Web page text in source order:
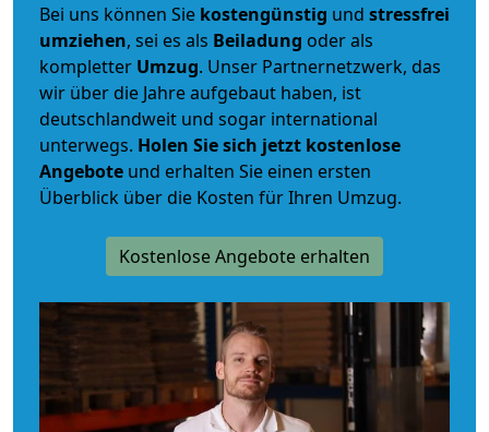
Bei uns können Sie kostengünstig und stressfrei
umziehen, sei es als Beiladung oder als
kompletter Umzug. Unser Partnernetzwerk, das
wir über die Jahre aufgebaut haben, ist
deutschlandweit und sogar international
unterwegs. Holen Sie sich jetzt kostenlose
Angebote und erhalten Sie einen ersten
Überblick über die Kosten für Ihren Umzug.
Kostenlose Angebote erhalten